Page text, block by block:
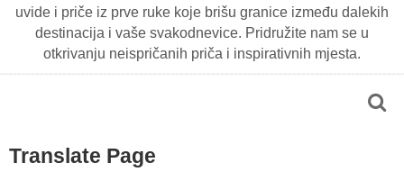
uvide i priče iz prve ruke koje brišu granice između dalekih
destinacija i vaše svakodnevice. Pridružite nam se u
otkrivanju neispričanih priča i inspirativnih mjesta.
Translate Page